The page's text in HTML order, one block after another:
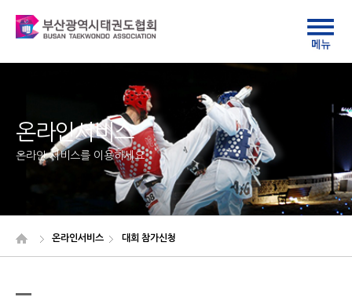
온라인서비스
온라인 서비스를 이용하세요
온라인서비스 대회 참가신청